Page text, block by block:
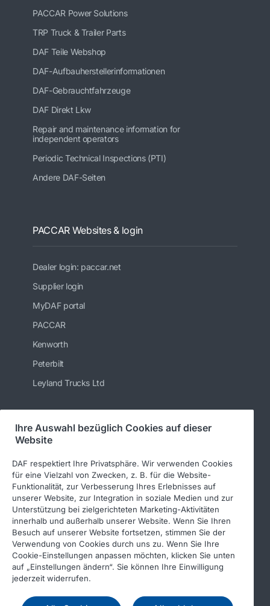
PACCAR Power Solutions
TRP Truck & Trailer Parts
DAF Teile Webshop
DAF-Aufbauherstellerinformationen
DAF-Gebrauchtfahrzeuge
DAF Direkt Lkw
Repair and maintenance information for
independent operators
Periodic Technical Inspections (PTI)
Andere DAF-Seiten
PACCAR Websites & login
Dealer login: paccar.net
Supplier login
MyDAF portal
PACCAR
Kenworth
Peterbilt
Leyland Trucks Ltd
Folgen Sie uns
© 2026 DAF
Rechtlicher Hinweis
Datenschutzerklärung
Ihre Auswahl bezüglich Cookies auf dieser
Website
DAF respektiert Ihre Privatsphäre. Wir verwenden Cookies
für eine Vielzahl von Zwecken, z. B. für die Website-
Funktionalität, zur Verbesserung Ihres Erlebnisses auf
unserer Website, zur Integration in soziale Medien und zur
Unterstützung bei zielgerichteten Marketing-Aktivitäten
innerhalb und außerhalb unserer Website. Wenn Sie Ihren
Besuch auf unserer Website fortsetzen, stimmen Sie der
Verwendung von Cookies durch uns zu. Wenn Sie Ihre
Cookie-Einstellungen anpassen möchten, klicken Sie unten
auf „Einstellungen ändern“. Sie können Ihre Einwilligung
jederzeit widerrufen.